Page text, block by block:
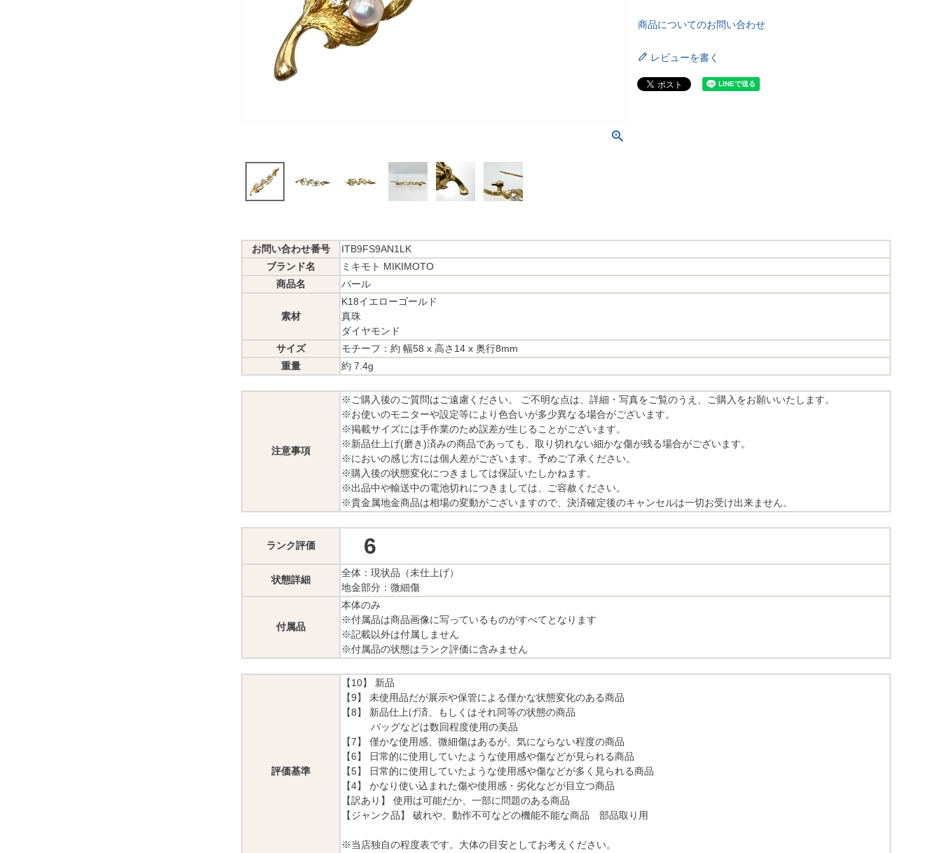
商品についてのお問い合わせ
レビューを書く
お問い合わせ番号
ITB9FS9AN1LK
ブランド名
ミキモト MIKIMOTO
商品名
パール
素材
K18イエローゴールド
真珠
ダイヤモンド
サイズ
モチーフ：約 幅58 x 高さ14 x 奥行8mm
重量
約 7.4g
注意事項
※ご購入後のご質問はご遠慮ください。 ご不明な点は、詳細・写真をご覧のうえ、ご購入をお願いいたします。
※お使いのモニターや設定等により色合いが多少異なる場合がございます。
※掲載サイズには手作業のため誤差が生じることがございます。
※新品仕上げ(磨き)済みの商品であっても、取り切れない細かな傷が残る場合がございます。
※においの感じ方には個人差がございます。予めご了承ください。
※購入後の状態変化につきましては保証いたしかねます。
※出品中や輸送中の電池切れにつきましては、ご容赦ください。
※貴金属地金商品は相場の変動がございますので、決済確定後のキャンセルは一切お受け出来ません。
ランク評価 6
状態詳細
全体：現状品（未仕上げ）
地金部分：微細傷
付属品
本体のみ
※付属品は商品画像に写っているものがすべてとなります
※記載以外は付属しません
※付属品の状態はランク評価に含みません
評価基準
【10】 新品
【9】 未使用品だが展示や保管による僅かな状態変化のある商品
【8】 新品仕上げ済、もしくはそれ同等の状態の商品
バッグなどは数回程度使用の美品
【7】 僅かな使用感、微細傷はあるが、気にならない程度の商品
【6】 日常的に使用していたような使用感や傷などが見られる商品
【5】 日常的に使用していたような使用感や傷などが多く見られる商品
【4】 かなり使い込まれた傷や使用感・劣化などが目立つ商品
【訳あり】 使用は可能だか、一部に問題のある商品
【ジャンク品】 破れや、動作不可などの機能不能な商品 部品取り用
※当店独自の程度表です。大体の目安としてお考えください。